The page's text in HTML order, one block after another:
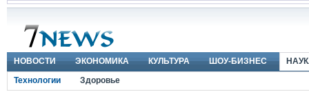
НОВОСТИ ЭКОНОМИКА КУЛЬТУРА ШОУ-БИЗНЕС
Технологии
Здоровье